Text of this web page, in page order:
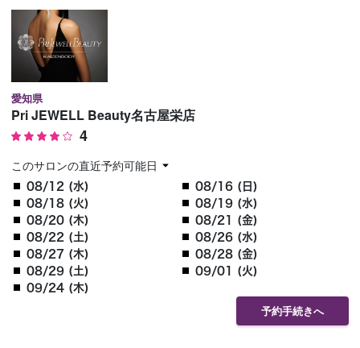
愛知県
Pri JEWELL Beauty名古屋栄店
4
このサロンの直近予約可能日
08/12 (水)
08/16 (日)
08/18 (火)
08/19 (水)
08/20 (木)
08/21 (金)
08/22 (土)
08/26 (水)
08/27 (木)
08/28 (金)
08/29 (土)
09/01 (火)
09/24 (木)
予約手続きへ